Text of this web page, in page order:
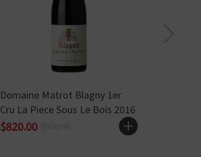
Domaine Matrot Blagny 1er
Cru La Piece Sous Le Bois 2016
$820.00